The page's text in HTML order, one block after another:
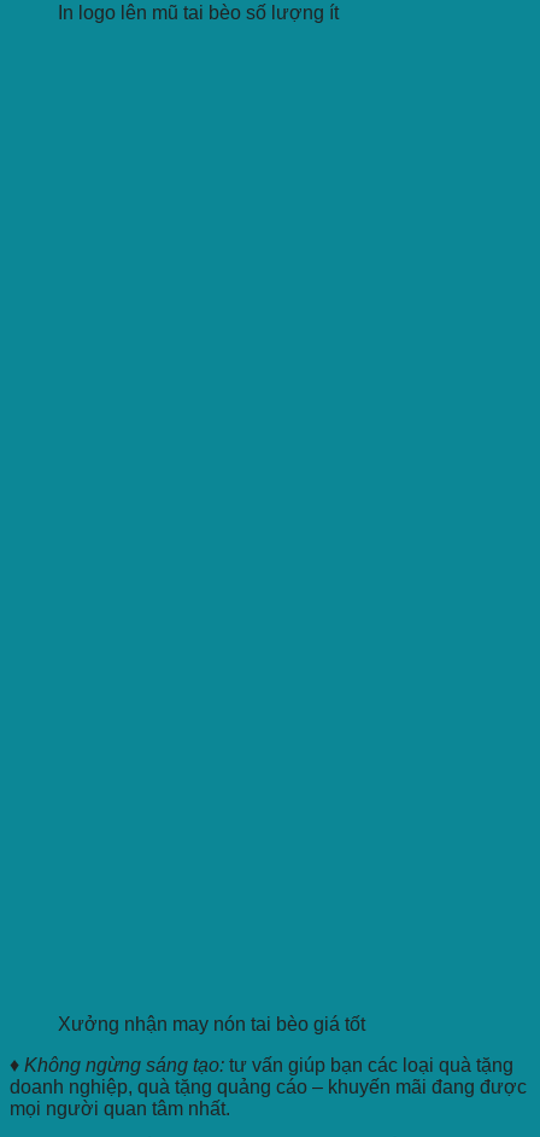
In logo lên mũ tai bèo số lượng ít
Xưởng nhận may nón tai bèo giá tốt
♦ Không ngừng sáng tạo: tư vấn giúp bạn các loại quà tặng
doanh nghiệp, quà tặng quảng cáo – khuyến mãi đang được
mọi người quan tâm nhất.